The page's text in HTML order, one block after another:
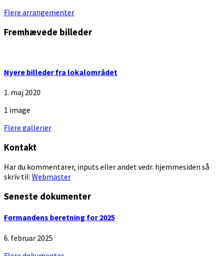
Back
calendar
Flere arrangementer
Fremhævede billeder
Nyere billeder fra lokalområdet
1. maj 2020
1 image
Flere gallerier
Kontakt
Har du kommentarer, inputs eller andet vedr. hjemmesiden så
skriv til: Webmaster
Seneste dokumenter
Formandens beretning for 2025
6. februar 2025